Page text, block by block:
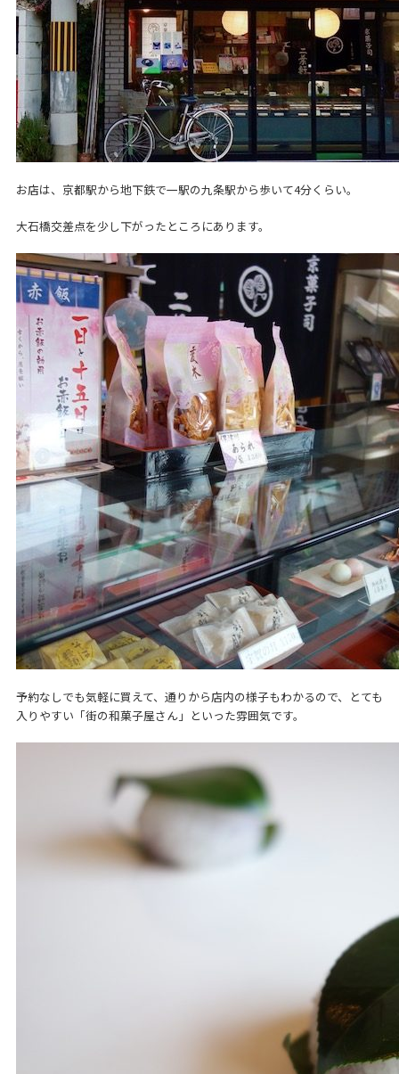
お店は、京都駅から地下鉄で一駅の九条駅から歩いて4分くらい。
大石橋交差点を少し下がったところにあります。
予約なしでも気軽に買えて、通りから店内の様子もわかるので、とても
入りやすい「街の和菓子屋さん」といった雰囲気です。